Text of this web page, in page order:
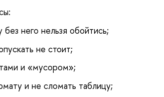
него нельзя обойтись;
не стоит;
и «мусором»;
и не сломать таблицу;